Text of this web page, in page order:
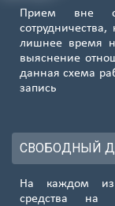
Прием вне
сотрудничества,
лишнее время
выяснение
данная схема
запись
СВОБОДНЫЙ
На каждом из
средства на